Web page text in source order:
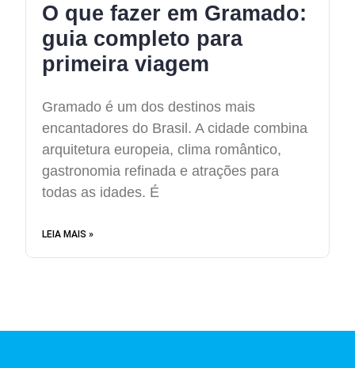
O que fazer em Gramado:
guia completo para
primeira viagem
Gramado é um dos destinos mais
encantadores do Brasil. A cidade combina
arquitetura europeia, clima romântico,
gastronomia refinada e atrações para
todas as idades. É
LEIA MAIS »